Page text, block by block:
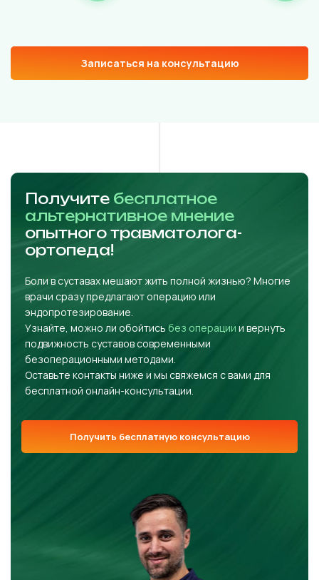
Записаться на консультацию
Получите бесплатное
альтернативное мнение
опытного травматолога-
ортопеда!
Боли в суставах мешают жить полной жизнью? Многие
врачи сразу предлагают операцию или
эндопротезирование.
Узнайте, можно ли обойтись без операции и вернуть
подвижность суставов современными
безоперационными методами.
Оставьте контакты ниже и мы свяжемся с вами для
бесплатной онлайн-консультации.
Получить бесплатную консультацию